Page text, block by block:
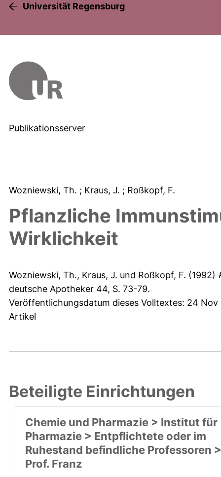
Universität Regensburg
Publikationsserver
Wozniewski, Th. ; Kraus, J. ; Roßkopf, F.
Pflanzliche
Wirklichkeit
Wozniewski, Th., Kraus, J. und Roßkopf, F. (1992)
deutsche Apotheker 44, S. 73-79.
Veröffentlichungsdatum dieses Volltextes: 24 Nov
Artikel
Beteiligte Einrichtungen
Chemie und Pharmazie > Institut für
Pharmazie > Entpflichtete oder im
Ruhestand befindliche Professoren >
Prof. Franz